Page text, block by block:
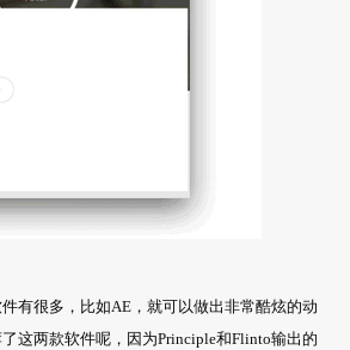
有很多，比如AE，就可以做出非常酷炫的动
这两款软件呢，因为Principle和Flinto输出的